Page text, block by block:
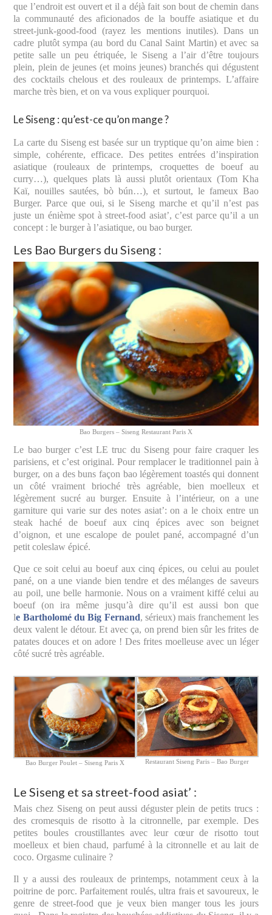
que l’endroit est ouvert et il a déjà fait son bout de chemin dans
la communauté des aficionados de la bouffe asiatique et du
street-junk-good-food (rayez les mentions inutiles). Dans un
cadre plutôt sympa (au bord du Canal Saint Martin) et avec sa
petite salle un peu étriquée, le Siseng a l’air d’être toujours
plein, plein de jeunes (et moins jeunes) branchés qui dégustent
des cocktails chelous et des rouleaux de printemps. L’affaire
marche très bien, et on va vous expliquer pourquoi.
Le Siseng : qu’est-ce qu’on mange ?
La carte du Siseng est basée sur un tryptique qu’on aime bien :
simple, cohérente, efficace. Des petites entrées d’inspiration
asiatique (rouleaux de printemps, croquettes de boeuf au
curry…), quelques plats là aussi plutôt orientaux (Tom Kha
Kaï, nouilles sautées, bò bún…), et surtout, le fameux Bao
Burger. Parce que oui, si le Siseng marche et qu’il n’est pas
juste un énième spot à street-food asiat’, c’est parce qu’il a un
concept : le burger à l’asiatique, ou bao burger.
Les Bao Burgers du Siseng :
Bao Burgers – Siseng Restaurant Paris X
Le bao burger c’est LE truc du Siseng pour faire craquer les
parisiens, et c’est original. Pour remplacer le traditionnel pain à
burger, on a des buns façon bao légèrement toastés qui donnent
un côté vraiment brioché très agréable, bien moelleux et
légèrement sucré au burger. Ensuite à l’intérieur, on a une
garniture qui varie sur des notes asiat’: on a le choix entre un
steak haché de boeuf aux cinq épices avec son beignet
d’oignon, et une escalope de poulet pané, accompagné d’un
petit coleslaw épicé.
Que ce soit celui au boeuf aux cinq épices, ou celui au poulet
pané, on a une viande bien tendre et des mélanges de saveurs
au poil, une belle harmonie. Nous on a vraiment kiffé celui au
boeuf (on ira même jusqu’à dire qu’il est aussi bon que
le Bartholomé du Big Fernand, sérieux) mais franchement les
deux valent le détour. Et avec ça, on prend bien sûr les frites de
patates douces et on adore ! Des frites moelleuse avec un léger
côté sucré très agréable.
Bao Burger Poulet – Siseng Paris X Restaurant Siseng Paris – Bao Burger
Le Siseng et sa street-food asiat’ :
Mais chez Siseng on peut aussi déguster plein de petits trucs :
des cromesquis de risotto à la citronnelle, par exemple. Des
petites boules croustillantes avec leur cœur de risotto tout
moelleux et bien chaud, parfumé à la citronnelle et au lait de
coco. Orgasme culinaire ?
Il y a aussi des rouleaux de printemps, notamment ceux à la
poitrine de porc. Parfaitement roulés, ultra frais et savoureux, le
genre de street-food que je veux bien manger tous les jours